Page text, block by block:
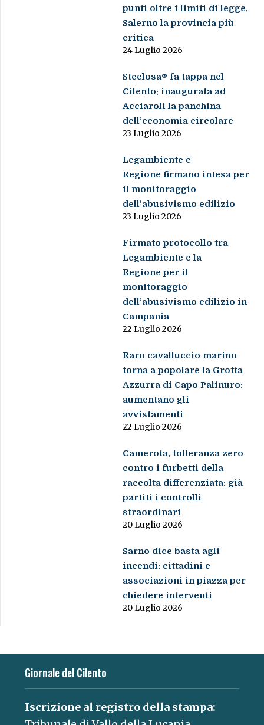
punti oltre i limiti di legge,
Salerno la provincia più
critica
24 Luglio 2026
Steelosa® fa tappa nel
Cilento: inaugurata ad
Acciaroli la panchina
dell’economia circolare
23 Luglio 2026
Legambiente e
Regione firmano intesa per
il monitoraggio
dell’abusivismo edilizio
23 Luglio 2026
Firmato protocollo tra
Legambiente e la
Regione per il
monitoraggio
dell’abusivismo edilizio in
Campania
22 Luglio 2026
Raro cavalluccio marino
torna a popolare la Grotta
Azzurra di Capo Palinuro:
aumentano gli
avvistamenti
22 Luglio 2026
Camerota, tolleranza zero
contro i furbetti della
raccolta differenziata: già
partiti i controlli
straordinari
20 Luglio 2026
Sarno dice basta agli
incendi: cittadini e
associazioni in piazza per
chiedere interventi
20 Luglio 2026
Giornale del Cilento
Iscrizione al registro della stampa: